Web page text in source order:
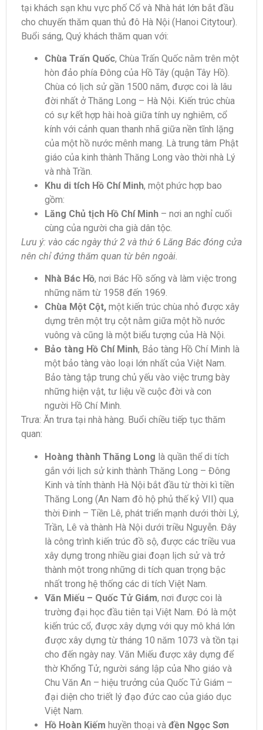
tại khách sạn khu vực phố Cổ và Nhà hát lớn bắt đầu
cho chuyến thăm quan thủ đô Hà Nội (Hanoi Citytour).
Buổi sáng, Quý khách thăm quan với:
Chùa Trấn Quốc, Chùa Trấn Quốc nằm trên một
hòn đảo phía Đông của Hồ Tây (quận Tây Hồ).
Chùa có lịch sử gần 1500 năm, được coi là lâu
đời nhất ở Thăng Long – Hà Nội. Kiến trúc chùa
có sự kết hợp hài hoà giữa tính uy nghiêm, cổ
kính với cảnh quan thanh nhã giữa nền tĩnh lặng
của một hồ nước mênh mang. Là trung tâm Phật
giáo của kinh thành Thăng Long vào thời nhà Lý
và nhà Trần.
Khu di tích Hồ Chí Minh, một phức hợp bao
gồm:
Lăng Chủ tịch Hồ Chí Minh – nơi an nghỉ cuối
cùng của người cha già dân tộc.
Lưu ý: vào các ngày thứ 2 và thứ 6 Lăng Bác đóng cửa
nên chỉ đứng thăm quan từ bên ngoài.
Nhà Bác Hồ, nơi Bác Hồ sống và làm việc trong
những năm từ 1958 đến 1969.
Chùa Một Cột, một kiến trúc chùa nhỏ được xây
dựng trên một trụ cột nằm giữa một hồ nước
vuông và cũng là một biểu tượng của Hà Nội.
Bảo tàng Hồ Chí Minh, Bảo tàng Hồ Chí Minh là
một bảo tàng vào loại lớn nhất của Việt Nam.
Bảo tàng tập trung chủ yếu vào việc trưng bày
những hiện vật, tư liệu về cuộc đời và con
người Hồ Chí Minh.
Trưa: Ăn trưa tại nhà hàng. Buổi chiều tiếp tục thăm
quan:
Hoàng thành Thăng Long là quần thể di tích
gắn với lịch sử kinh thành Thăng Long – Đông
Kinh và tỉnh thành Hà Nội bắt đầu từ thời kì tiền
Thăng Long (An Nam đô hộ phủ thế kỷ VII) qua
thời Đinh – Tiền Lê, phát triển mạnh dưới thời Lý,
Trần, Lê và thành Hà Nội dưới triều Nguyễn. Đây
là công trình kiến trúc đồ sộ, được các triều vua
xây dựng trong nhiều giai đoạn lịch sử và trở
thành một trong những di tích quan trọng bậc
nhất trong hệ thống các di tích Việt Nam.
Văn Miếu – Quốc Tử Giám, nơi được coi là
trường đại học đầu tiên tại Việt Nam. Đó là một
kiến trúc cổ, được xây dựng với quy mô khá lớn
được xây dựng từ tháng 10 năm 1073 và tồn tại
cho đến ngày nay. Văn Miếu được xây dựng để
thờ Khổng Tử, người sáng lập của Nho giáo và
Chu Văn An – hiệu trưởng của Quốc Tử Giám –
đại diện cho triết lý đạo đức cao của giáo dục
Việt Nam.
Hồ Hoàn Kiếm huyền thoại và đền Ngọc Sơn